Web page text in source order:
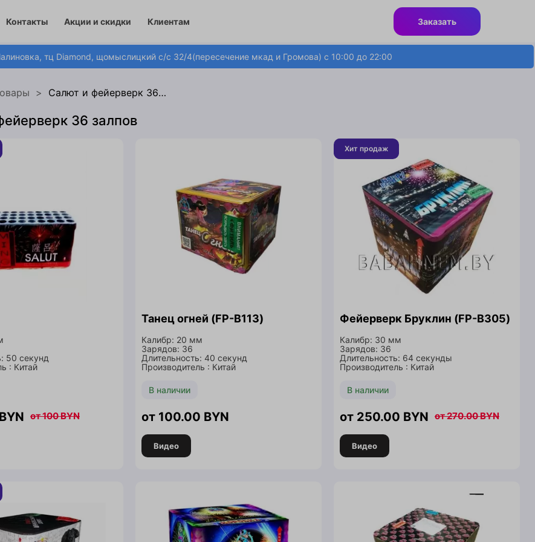
Контакты Акции и скидки Клиентам Заказать
тц Diamond, щомыслицкий с/с 32/4(пересечение мкад и Громова) с 10:00 до 22:00
Салют и фейерверк 36 залпов
36 залпов
50 секунд
: Китай
BYN 100BYN
Танец огней (FP-B113)
Калибр: 20 мм
Зарядов: 36
Длительность: 40 секунд
Производитель : Китай
В наличии
100.00 BYN
Видео
Хит продаж
Фейерверк Бруклин (FP-B305)
Калибр: 30 мм
Зарядов: 36
Длительность: 64 секунды
Производитель : Китай
В наличии
250.00 BYN 270.00BYN
Видео